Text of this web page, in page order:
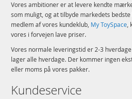
Vores ambitioner er at levere kendte
som muligt, og at tilbyde markedets
medlem af vores kundeklub, My ToySpace,
vores i forvejen lave priser.
Vores normale leveringstid er 2-3
lager alle hverdage. Der kommer ingen
eller moms på vores pakker.
Kundeservice